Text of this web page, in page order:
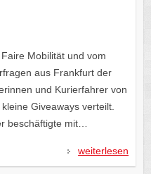
Mobilität und vom
aus Frankfurt der
und Kurierfahrer von
Giveaways verteilt.
beschäftigte mit…
weiterlesen